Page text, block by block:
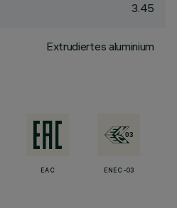
3.45
Extrudiertes aluminium
EAC ENEC-03